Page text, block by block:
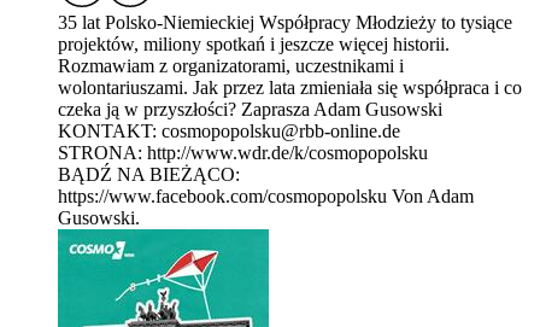
35 lat Polsko-Niemieckiej Współpracy Młodzieży to tysiące
projektów, miliony spotkań i jeszcze więcej historii.
Rozmawiam z organizatorami, uczestnikami i
wolontariuszami. Jak przez lata zmieniała się współpraca i co
czeka ją w przyszłości? Zaprasza Adam Gusowski
KONTAKT: cosmopopolsku@rbb-online.de
STRONA: http://www.wdr.de/k/cosmopopolsku
BĄDŹ NA BIEŻĄCO:
https://www.facebook.com/cosmopopolsku Von Adam
Gusowski.